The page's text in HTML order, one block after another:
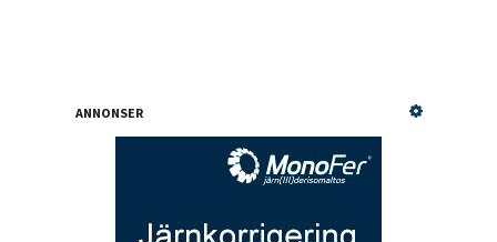
ANNONSER